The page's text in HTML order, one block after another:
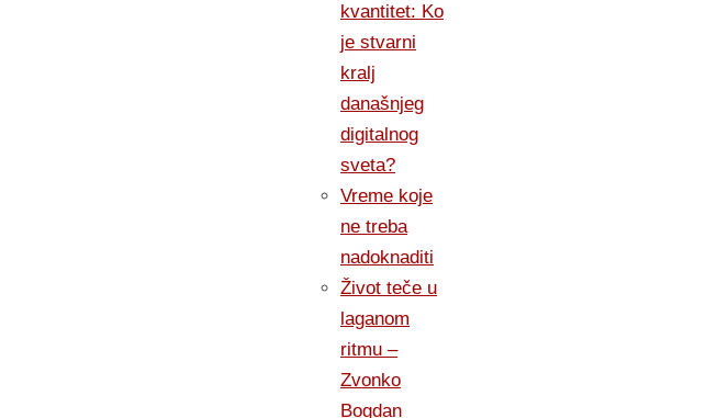
kvantitet: Ko
je stvarni
kralj
današnjeg
digitalnog
sveta?
Vreme koje
ne treba
nadoknaditi
Život teče u
laganom
ritmu –
Zvonko
Bogdan